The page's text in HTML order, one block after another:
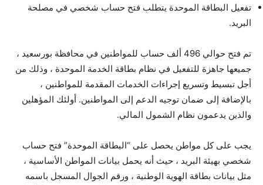
تفعيل البطاقة الموحدة يتطلب فتح حساب شخصي في مصلحة
البريد.
تم فتح حوالي 496 ألف حساب للمواطنين في محافظة بورسعيد ،
جميعها جاهزة للتفعيل في نظام بطاقة الخدمة الموحدة ، وذلك من
أجل تبسيط وتسريع إجراءات الخدمات المقدمة للمواطنين ،
بالإضافة إلى ضمان توجيه الدعم إلى المواطنين. أولئك المؤهلين
والذين يدعمون نظام الشمول المالي.
يجب على كل مواطن يحصل على “البطاقة الموحدة” فتح حساب
شخصي بهيئة البريد ، حيث أنه يحمل بيانات المواطن الأساسية ،
مثل بيانات بطاقة الهوية الوطنية ، ورقم الجوال المسجل باسمه